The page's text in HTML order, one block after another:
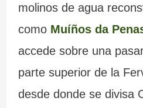
molinos de agua
como Muíños da
accede sobre una
parte superior de la
desde donde se divisa